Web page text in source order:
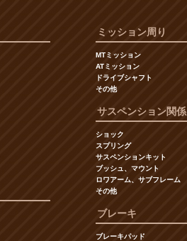
ミッション周り
MTミッション
ATミッション
ドライブシャフト
その他
サスペンション関係
ショック
スプリング
サスペンションキット
ブッシュ、マウント
ロワアーム、サブフレーム
その他
ブレーキ
ブレーキパッド